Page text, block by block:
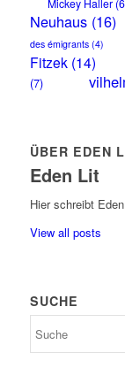
Neuhaus(16)
des émigrants(4)
Fitzek(14)
(7)
ÜBER EDEN
Eden Lit
Hier schreibt
View all posts
SUCHE